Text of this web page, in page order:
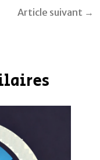
Article suivant →